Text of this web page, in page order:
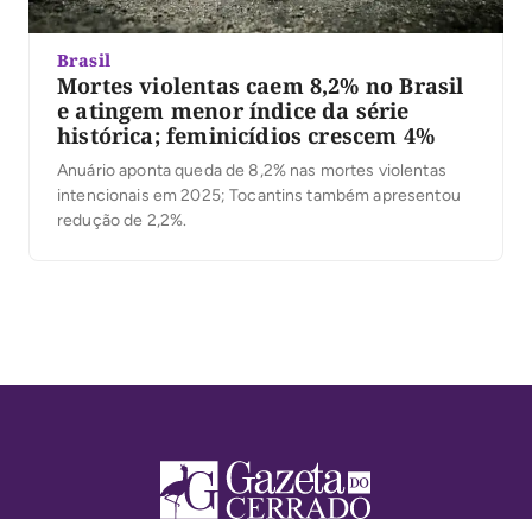
Brasil
Mortes violentas caem 8,2% no Brasil
e atingem menor índice da série
histórica; feminicídios crescem 4%
Anuário aponta queda de 8,2% nas mortes violentas
intencionais em 2025; Tocantins também apresentou
redução de 2,2%.